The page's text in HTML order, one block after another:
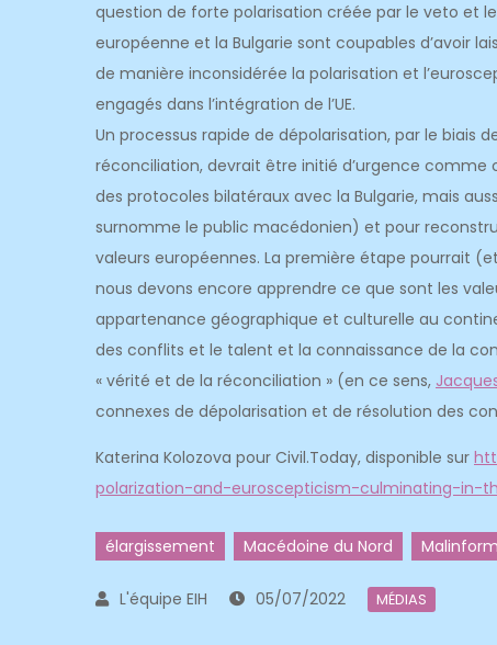
question de forte polarisation créée par le veto et
européenne et la Bulgarie sont coupables d’avoir
de manière inconsidérée la polarisation et
engagés dans l’intégration de l’UE.
Un processus rapide de dépolarisation, par le biais
réconciliation, devrait être initié d’urgence
des protocoles bilatéraux avec la Bulgarie, mais
surnomme le public macédonien) et pour
valeurs européennes. La première étape pourrait
nous devons encore apprendre ce que sont les
appartenance géographique et culturelle au
des conflits et le talent et la connaissance de la
« vérité et de la réconciliation » (en ce sens,
connexes de dépolarisation et de résolution des
Katerina Kolozova pour Civil.Today, disponible sur
polarization-and-euroscepticism-culminating-
élargissement Macédoine du Nord
05/07/2022 MÉDIAS